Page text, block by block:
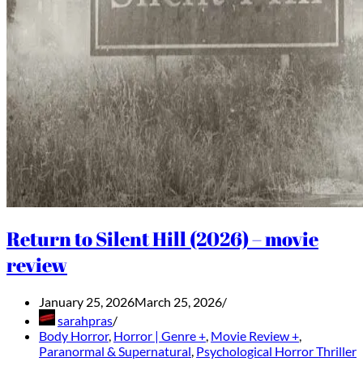
Return to Silent Hill (2026) – movie
review
January 25, 2026March 25, 2026
sarahpras
Body Horror, Horror | Genre + Movie Review +
Paranormal & Supernatural Psychological Horror Thriller